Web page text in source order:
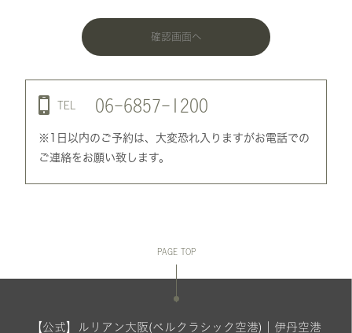
確認画面へ
TEL 06-6857-1200
※1日以内のご予約は、大変恐れ入りますがお電話での
ご連絡をお願い致します。
PAGE TOP
【公式】ルリアン大阪(ベルクラシック空港)｜伊丹空港